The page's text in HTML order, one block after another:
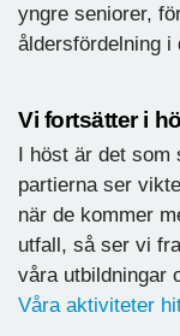
yngre seniorer,
åldersfördelning i
Vi fortsätter i
I höst är det som
partierna ser
när de kommer
utfall, så ser vi
våra utbildningar
Våra aktiviteter